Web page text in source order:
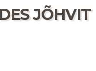
JÕHVIT